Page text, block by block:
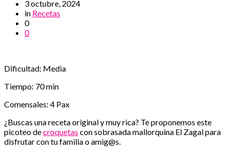
3 octubre, 2024
in Recetas
0
0
Dificultad: Media
Tiempo: 70 min
Comensales: 4 Pax
¿Buscas una receta original y muy rica? Te proponemos este
picoteo decroquetas con sobrasada mallorquina El Zagal para
disfrutar con tu familia o amig@s.